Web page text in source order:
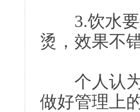
3.饮水要
烫，效果不错
个人认为
做好管理上